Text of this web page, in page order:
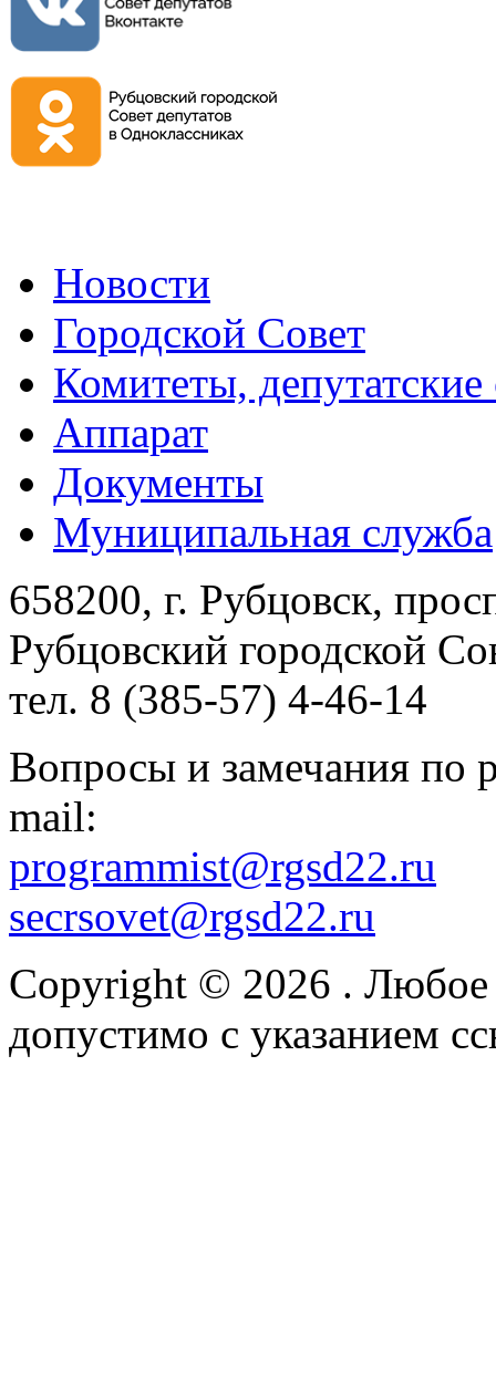
Новости
Городской Совет
Комитеты,
Аппарат
Документы
Муниципальная служба
658200, г. Рубцовск,
Рубцовский городской
тел. 8 (385-57) 4-46-14
Вопросы и замечания по
mail:
programmist@rgsd22.ru
secrsovet@rgsd22.ru
Copyright © 2026 . Любое
допустимо с указанием